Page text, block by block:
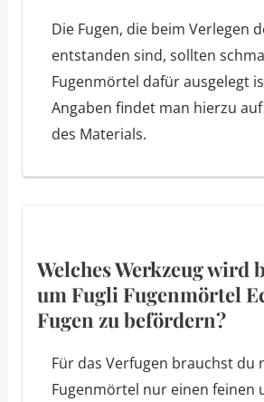
Die Fugen, die beim Verlegen
entstanden sind, sollten
Fugenmörtel dafür ausgelegt
Angaben findet man hierzu
des Materials.
Welches Werkzeug wird
um Fugli Fugenmörtel
Fugen zu befördern?
Für das Verfugen brauchst du
Fugenmörtel nur einen feinen